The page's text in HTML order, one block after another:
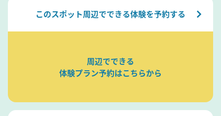
このスポット周辺でできる体験を予約する
周辺でできる
体験プラン予約はこちらから